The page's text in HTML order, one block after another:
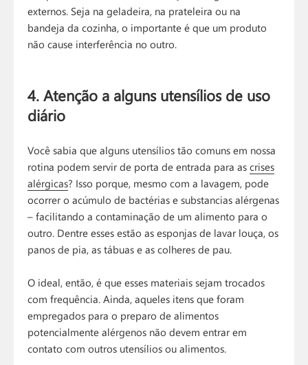
externos. Seja na geladeira, na prateleira ou na
bandeja da cozinha, o importante é que um produto
não cause interferência no outro.
4. Atenção a alguns utensílios de uso
diário
Você sabia que alguns utensílios tão comuns em nossa
rotina podem servir de porta de entrada para ascrises
alérgicas? Isso porque, mesmo com a lavagem, pode
ocorrer o acúmulo de bactérias e substancias alérgenas
– facilitando a contaminação de um alimento para o
outro. Dentre esses estão as esponjas de lavar louça, os
panos de pia, as tábuas e as colheres de pau.
O ideal, então, é que esses materiais sejam trocados
com frequência. Ainda, aqueles itens que foram
empregados para o preparo de alimentos
potencialmente alérgenos não devem entrar em
contato com outros utensílios ou alimentos.